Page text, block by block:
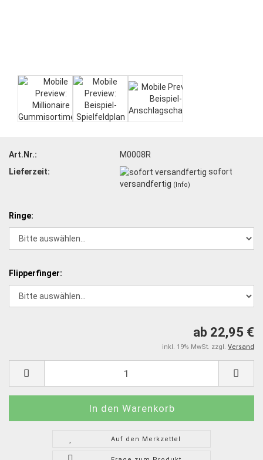
Art.Nr.:
M0008R
Lieferzeit:
sofort
versandfertig (Info)
Ringe:
Flipperfinger:
ab 22,95 €
inkl. 19% MwSt. zzgl. Versand
Auf den Merkzettel